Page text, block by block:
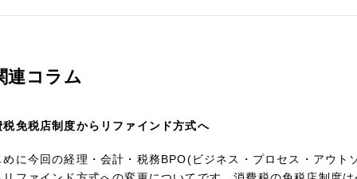
連コラム
税免税店制度からリファインド方式へ
めに今回の経理・会計・税務BPO(ビジネス・プロセス・アウ